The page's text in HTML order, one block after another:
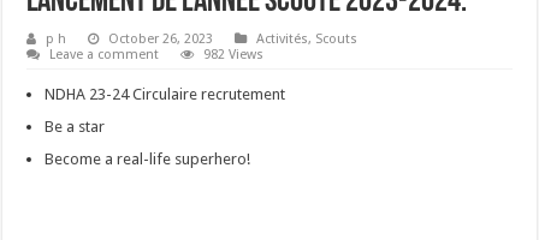
p h October 26, 2023 Activités, Scouts
Leave a comment
982 Views
NDHA 23-24 Circulaire recrutement
Be a star
Become a real-life superhero!